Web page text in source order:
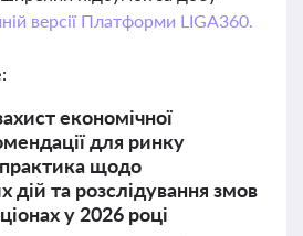
версії Платформи LIGA360.
економічної
для ринку
щодо
дій та розслідування змов
у 2026 році